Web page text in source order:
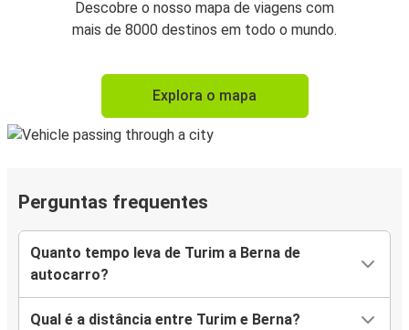
Descobre o nosso mapa de viagens com
mais de 8000 destinos em todo o mundo.
Explora o mapa
Perguntas frequentes
Quanto tempo leva de Turim a Berna de
autocarro?
Qual é a distância entre Turim e Berna?